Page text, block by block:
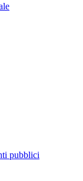
pubblici